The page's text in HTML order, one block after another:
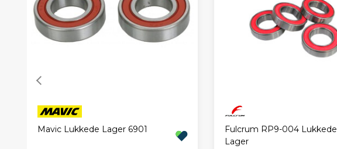
Mavic Lukkede Lager 6901
Fulcrum RP9-004 Lukkede
Lager